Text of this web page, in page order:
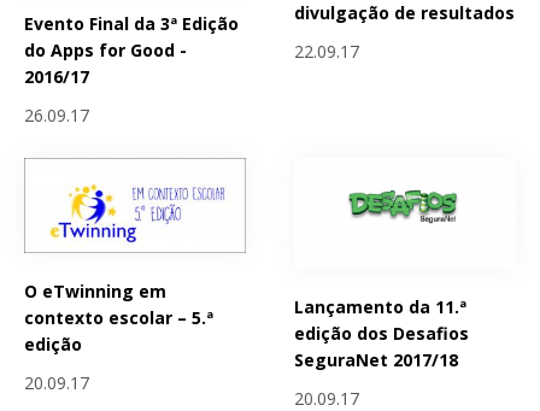
Evento Final da 3ª Edição
do Apps for Good -
2016/17
26.09.17
divulgação de resultados
22.09.17
O eTwinning em
contexto escolar – 5.ª
edição
20.09.17
Lançamento da 11.ª
edição dos Desafios
SeguraNet 2017/18
20.09.17